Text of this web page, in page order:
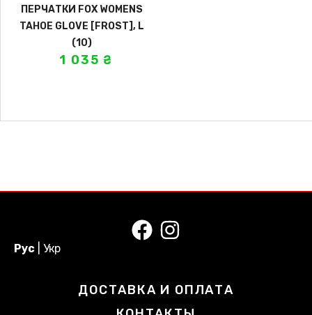
ПЕРЧАТКИ FOX WOMENS
TAHOE GLOVE [FROST], L
(10)
1 035₴
Рус Укр
ДОСТАВКА И ОПЛАТА